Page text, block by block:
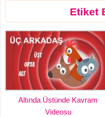
Etiket
Altında Üstünde Kavram
Videosu